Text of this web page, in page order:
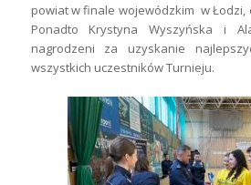
powiat w finale wojewódzkim w Łodzi,
Ponadto Krystyna Wyszyńska i
nagrodzeni za uzyskanie
wszystkich uczestników Turnieju.